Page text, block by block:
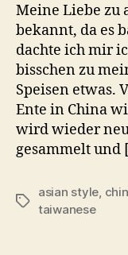
Meine Liebe zu
bekannt, da es
dachte ich mir
bisschen zu
Speisen etwas.
Ente in China
wird wieder
gesammelt und
Schlagwörter
asian style,
taiwanese